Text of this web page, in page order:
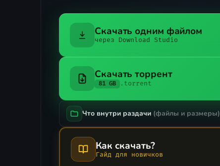
Скачать одним файлом
через Download Studio
Скачать торрент
81 GB .torrent
Что внутри раздачи (файлы и размеры)
Как скачать?
Гайд для новичков